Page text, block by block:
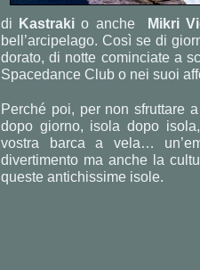
di Kastraki o anche Mikri
bell’arcipelago. Così se di
dorato, di notte cominciate a
Spacedance Club o nei suoi
Perché poi, per non sfruttare
dopo giorno, isola dopo
vostra barca a vela…
divertimento ma anche la
queste antichissime isole.